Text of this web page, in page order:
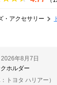
・アクセサリー
2026年8月7日
ホルダー
：トヨタ ハリアー）